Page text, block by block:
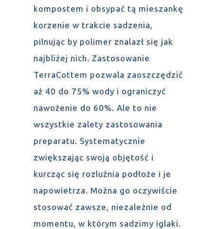
kompostem i obsypać tą mieszankę
korzenie w trakcie sadzenia,
pilnując by polimer znalazł się jak
najbliżej nich. Zastosowanie
TerraCottem pozwala zaoszczędzić
aż 40 do 75% wody i ograniczyć
nawożenie do 60%. Ale to nie
wszystkie zalety zastosowania
preparatu. Systematycznie
zwiększając swoją objętość i
kurcząc się rozluźnia podłoże i je
napowietrza. Można go oczywiście
stosować zawsze, niezależnie od
momentu, w którym sadzimy iglaki.